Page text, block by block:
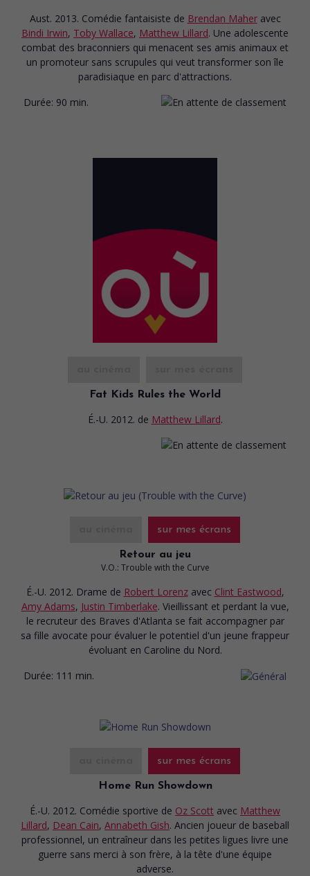
Aust. 2013. Comédie fantaisiste de Brendan Maher avec
Bindi Irwin, Toby Wallace, Matthew Lillard. Une adolescente
combat des braconniers qui menacent ses amis animaux et
un promoteur sans scrupules qui veut transformer son île
paradisiaque en parc d'attractions.
Durée: 90 min.
Fat Kids Rules the World
É.-U. 2012. de Matthew Lillard.
sur mes écrans
Retour au jeu
V.O.: Trouble with the Curve
É.-U. 2012. Drame de Robert Lorenz avec Clint Eastwood,
Amy Adams, Justin Timberlake. Vieillissant et perdant la vue,
le recruteur des Braves d'Atlanta se fait accompagner par
sa fille avocate pour évaluer le potentiel d'un jeune frappeur
évoluant en Caroline du Nord.
Durée: 111 min.
sur mes écrans
Home Run Showdown
É.-U. 2012. Comédie sportive de Oz Scott avec Matthew
Lillard, Dean Cain, Annabeth Gish. Ancien joueur de baseball
professionnel, un entraîneur dans les petites ligues livre une
guerre sans merci à son frère, à la tête d'une équipe
adverse.